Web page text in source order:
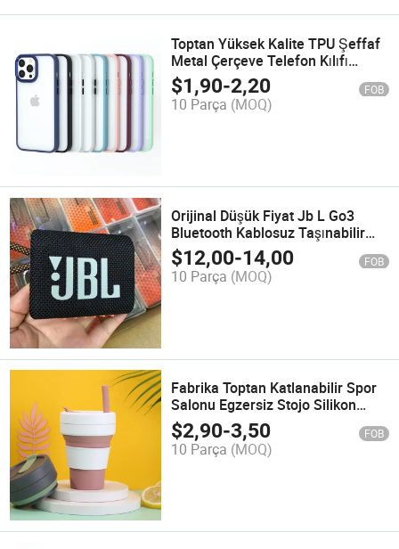
Toptan Yüksek Kalite TPU Şeffaf
Metal Çerçeve Telefon Kılıfı
iPhone 12/13/14
$1,90-2,20 FOB
10 Parça (MOQ)
Orijinal Düşük Fiyat Jb L Go3
Bluetooth Kablosuz Taşınabilir
Mini Hoparlör Seri Numarası ile
$12,00-14,00 FOB
10 Parça (MOQ)
Fabrika Toptan Katlanabilir Spor
Salonu Egzersiz Stojo Silikon
Kahve Kupası Şişesi
$2,90-3,50 FOB
10 Parça (MOQ)